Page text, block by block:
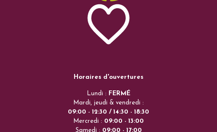
Horaires d'ouvertures
Lundi : FERMÉ
Mardi, jeudi & vendredi :
09:00 - 12:30 / 14:30 - 18:30
Mercredi : 09:00 - 13:00
Samedi : 09:00 - 17:00